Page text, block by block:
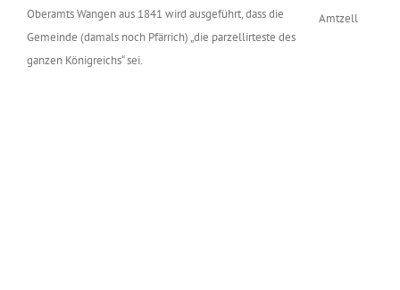
Oberamts Wangen aus 1841 wird ausgeführt, dass die
Gemeinde (damals noch Pfärrich) „die parzellirteste des
ganzen Königreichs“ sei.